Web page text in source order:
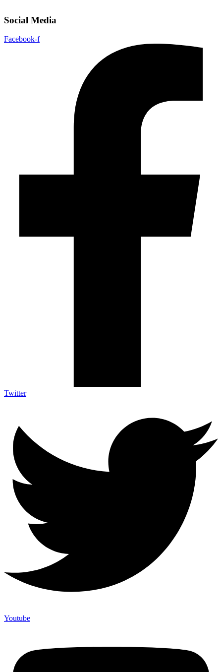
Social Media
Facebook-f
Twitter
Youtube